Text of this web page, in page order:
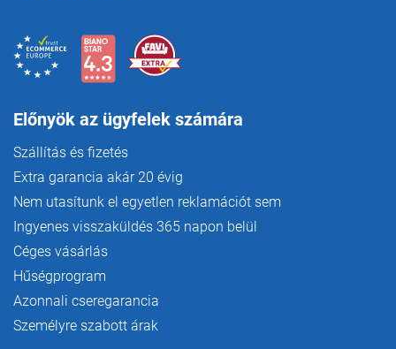
Előnyök az ügyfelek számára
Szállítás és fizetés
Extra garancia akár 20 évig
Nem utasítunk el egyetlen reklamációt sem
Ingyenes visszaküldés 365 napon belül
Céges vásárlás
Hűségprogram
Azonnali cseregarancia
Személyre szabott árak